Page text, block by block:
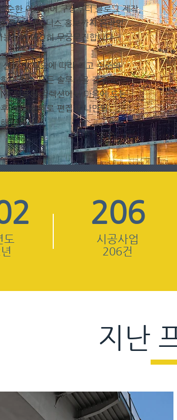
순한 아이디어 구상부터 블로그 제작,
운영, 비즈니스 홍보까지 온라인
능성은 여전히 무궁무진합니다.
호 및 필요에 따라 최고 수준의
수 있는 모든 솔루션을 갖추고
템플릿 컬렉션에서 마음에 드는
, 원하는대로 편집해 나만의
보세요!
도
206
시공사업
206건
지난